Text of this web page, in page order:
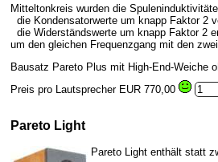
Mitteltonkreis wurden die
die Kondensatorwerte um knapp Faktor 2
die Widerständswerte um knapp Faktor 2
um den gleichen Frequenzgang mit den
Bausatz Pareto Plus mit High-End-Weiche
Preis pro Lautsprecher EUR 770,00
Pareto Light
Pareto Light enthält statt